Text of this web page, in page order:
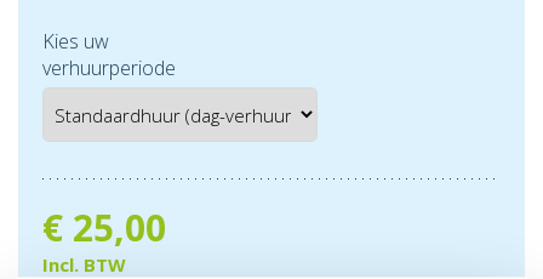
Kies uw
verhuurperiode
€ 25,00
Incl. BTW